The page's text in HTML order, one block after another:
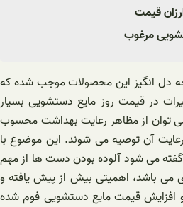
قیمت
مرغوب
دل انگیز این محصولات موجب شده که
در قیمت روز مایع دستشویی بسیار
توان از مظاهر رعایت بهداشت محسوب
آن توصیه می شوند. این موضوع با
می شود آلوده بودن دست ها از مهم
می باشد، اهمیتی بیش از پیش یافته و
افزایش قیمت مایع دستشویی فوم شده